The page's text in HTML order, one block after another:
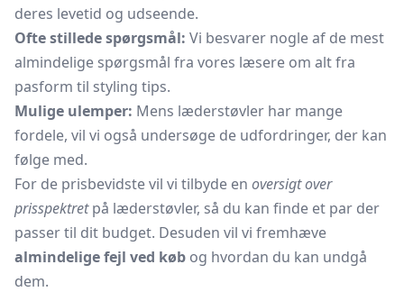
deres levetid og udseende.
Ofte stillede spørgsmål: Vi besvarer nogle af de mest
almindelige spørgsmål fra vores læsere om alt fra
pasform til styling tips.
Mulige ulemper: Mens læderstøvler har mange
fordele, vil vi også undersøge de udfordringer, der kan
følge med.
For de prisbevidste vil vi tilbyde en oversigt over
prisspektretpå læderstøvler, så du kan finde et par der
passer til dit budget. Desuden vil vi fremhæve
almindelige fejl ved køb og hvordan du kan undgå
dem.